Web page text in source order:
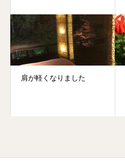
肩が軽くなりました